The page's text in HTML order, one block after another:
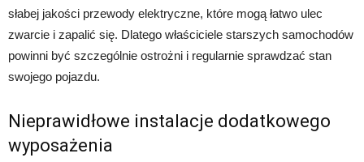
słabej jakości przewody elektryczne, które mogą łatwo ulec
zwarcie i zapalić się. Dlatego właściciele starszych samochodów
powinni być szczególnie ostrożni i regularnie sprawdzać stan
swojego pojazdu.
Nieprawidłowe instalacje dodatkowego
wyposażenia